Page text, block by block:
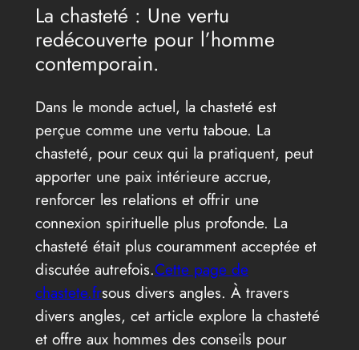
La chasteté : Une vertu
redécouverte pour l’homme
contemporain.
Dans le monde actuel, la chasteté est
perçue comme une vertu taboue. La
chasteté, pour ceux qui la pratiquent, peut
apporter une paix intérieure accrue,
renforcer les relations et offrir une
connexion spirituelle plus profonde. La
chasteté était plus couramment acceptée et
discutée autrefois.Cette page de
chastete.frsous divers angles. À travers
divers angles, cet article explore la chasteté
et offre aux hommes des conseils pour